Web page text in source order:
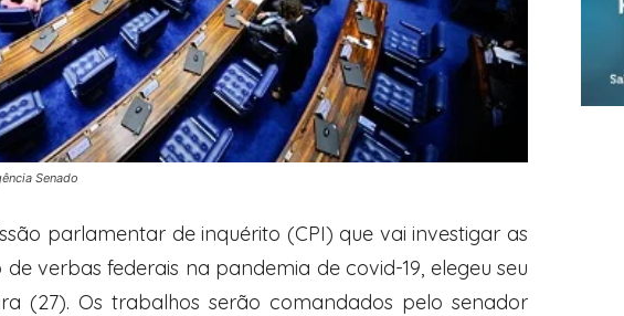
Senado
parlamentar de inquérito (CPI) que vai investigar as
verbas federais na pandemia de covid-19, elegeu seu
(27). Os trabalhos serão comandados pelo senador